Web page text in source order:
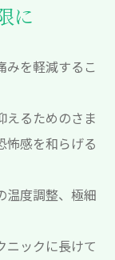
に
みを軽減するこ
えるためのさま
怖感を和らげる
温度調整、極細
ニックに長けて